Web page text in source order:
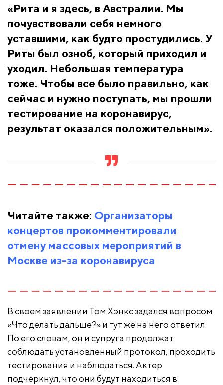
«Рита и я здесь, в Австралии. Мы
почувствовали себя немного
уставшими, как будто простудились. У
Риты был озноб, который приходил и
уходил. Небольшая температура
тоже. Чтобы все было правильно, как
сейчас и нужно поступать, мы прошли
тестирование на коронавирус,
результат оказался положительным».
Читайте также: Организаторы
концертов прокомментировали
отмену массовых мероприятий в
Москве из-за коронавируса
В своем заявлении Том Хэнкс задался вопросом
«Что делать дальше?» и тут же на него ответил.
По его словам, он и супруга продолжат
соблюдать установленный протокол, проходить
тестирования и наблюдаться. Актер
подчеркнул, что они будут находиться в